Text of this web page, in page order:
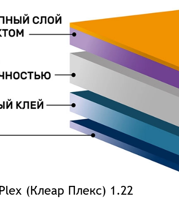
(Клеар Плекс) 1.22